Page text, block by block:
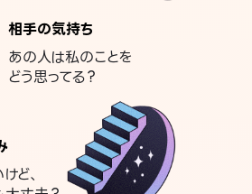
相手の気持ち
あの人は私のことを
どう思ってる？
ど、